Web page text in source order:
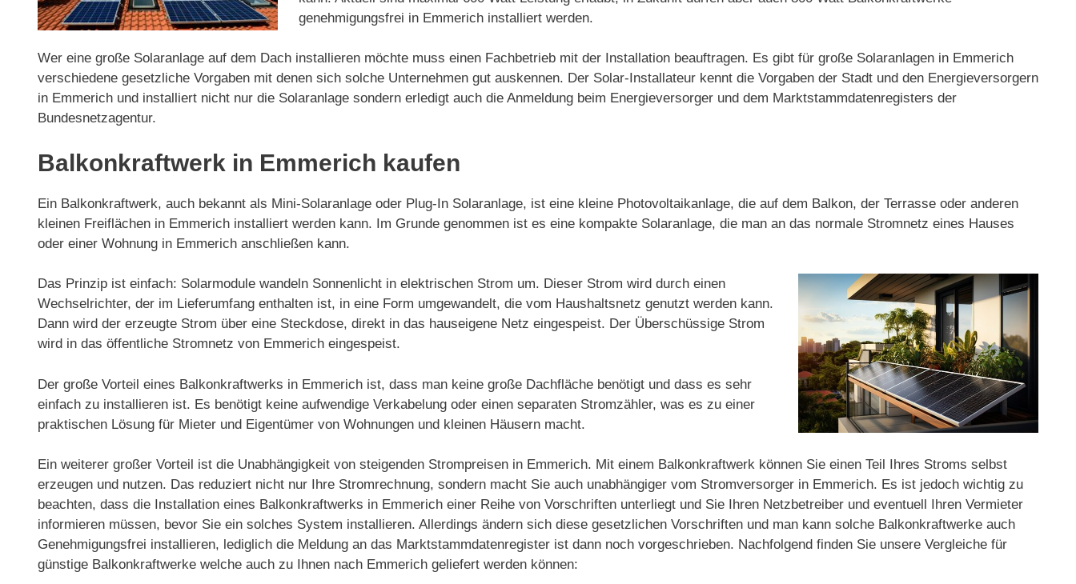
genehmigungsfrei in Emmerich installiert werden.
Wer eine große Solaranlage auf dem Dach installieren möchte muss einen Fachbetrieb mit der Installation beauftragen. Es gibt für große Solaranlagen in Emmerich
verschiedene gesetzliche Vorgaben mit denen sich solche Unternehmen gut auskennen. Der Solar-Installateur kennt die Vorgaben der Stadt und den Energieversorgern
in Emmerich und installiert nicht nur die Solaranlage sondern erledigt auch die Anmeldung beim Energieversorger und dem Marktstammdatenregisters der
Bundesnetzagentur.
Balkonkraftwerk in Emmerich kaufen
Ein Balkonkraftwerk, auch bekannt als Mini-Solaranlage oder Plug-In Solaranlage, ist eine kleine Photovoltaikanlage, die auf dem Balkon, der Terrasse oder anderen
kleinen Freiflächen in Emmerich installiert werden kann. Im Grunde genommen ist es eine kompakte Solaranlage, die man an das normale Stromnetz eines Hauses
oder einer Wohnung in Emmerich anschließen kann.
Das Prinzip ist einfach: Solarmodule wandeln Sonnenlicht in elektrischen Strom um. Dieser Strom wird durch einen
Wechselrichter, der im Lieferumfang enthalten ist, in eine Form umgewandelt, die vom Haushaltsnetz genutzt werden kann.
Dann wird der erzeugte Strom über eine Steckdose, direkt in das hauseigene Netz eingespeist. Der Überschüssige Strom
wird in das öffentliche Stromnetz von Emmerich eingespeist.
Der große Vorteil eines Balkonkraftwerks in Emmerich ist, dass man keine große Dachfläche benötigt und dass es sehr
einfach zu installieren ist. Es benötigt keine aufwendige Verkabelung oder einen separaten Stromzähler, was es zu einer
praktischen Lösung für Mieter und Eigentümer von Wohnungen und kleinen Häusern macht.
Ein weiterer großer Vorteil ist die Unabhängigkeit von steigenden Strompreisen in Emmerich. Mit einem Balkonkraftwerk können Sie einen Teil Ihres Stroms selbst
erzeugen und nutzen. Das reduziert nicht nur Ihre Stromrechnung, sondern macht Sie auch unabhängiger vom Stromversorger in Emmerich. Es ist jedoch wichtig zu
beachten, dass die Installation eines Balkonkraftwerks in Emmerich einer Reihe von Vorschriften unterliegt und Sie Ihren Netzbetreiber und eventuell Ihren Vermieter
informieren müssen, bevor Sie ein solches System installieren. Allerdings ändern sich diese gesetzlichen Vorschriften und man kann solche Balkonkraftwerke auch
Genehmigungsfrei installieren, lediglich die Meldung an das Marktstammdatenregister ist dann noch vorgeschrieben. Nachfolgend finden Sie unsere Vergleiche für
günstige Balkonkraftwerke welche auch zu Ihnen nach Emmerich geliefert werden können: